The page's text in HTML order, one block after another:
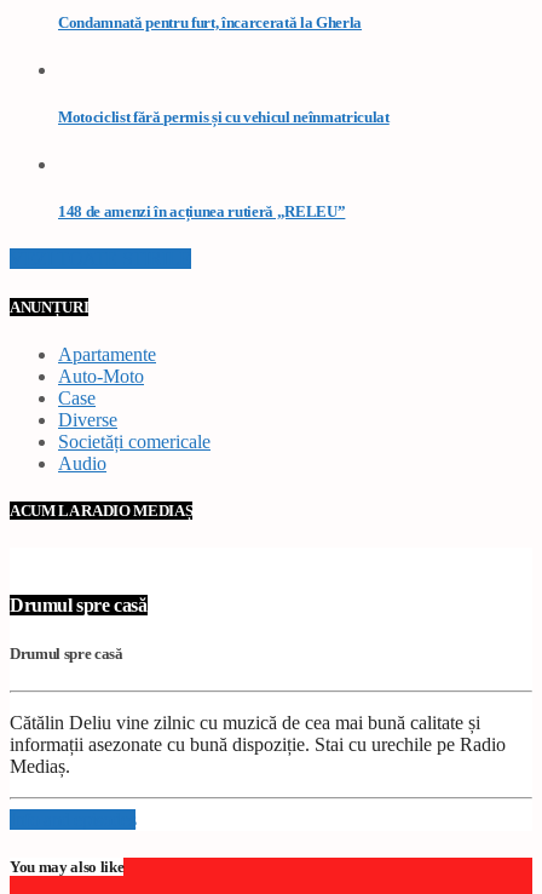
Condamnată pentru furt, încarcerată la Gherla
Motociclist fără permis și cu vehicul neînmatriculat
148 de amenzi în acțiunea rutieră „RELEU”
ANUNȚURI
Apartamente
Auto-Moto
Case
Diverse
Societăți comericale
Audio
ACUM LA RADIO MEDIAȘ
Drumul spre casă
Drumul spre casă
Cătălin Deliu vine zilnic cu muzică de cea mai bună calitate și
informații asezonate cu bună dispoziție. Stai cu urechile pe Radio
Mediaș.
Info and episodes
You may also like